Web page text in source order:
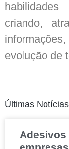
criando,
evolução de
Últimas Notícias
Adesivos